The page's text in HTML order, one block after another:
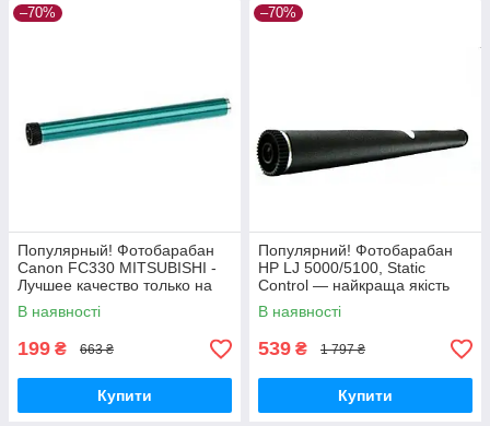
–70%
Популярный! Фотобарабан
Canon FC330 MITSUBISHI -
Лучшее качество только на
Nukleon.com.ua
В наявності
199 ₴ 663 ₴
Купити
–70%
Популярний! Фотобарабан
HP LJ 5000/5100, Static
Control — найкраща якість
тільки на Nukleon.com.ua
В наявності
539 ₴ 1 797 ₴
Купити